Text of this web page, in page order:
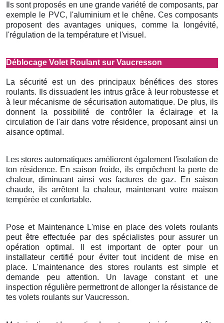
Ils sont proposés en une grande variété de composants, par
exemple le PVC, l'aluminium et le chêne. Ces composants
proposent des avantages uniques, comme la longévité,
l'régulation de la température et l'visuel.
Déblocage Volet Roulant sur Vaucresson
La sécurité est un des principaux bénéfices des stores
roulants. Ils dissuadent les intrus grâce à leur robustesse et
à leur mécanisme de sécurisation automatique. De plus, ils
donnent la possibilité de contrôler la éclairage et la
circulation de l'air dans votre résidence, proposant ainsi un
aisance optimal.
Les stores automatiques améliorent également l'isolation de
ton résidence. En saison froide, ils empêchent la perte de
chaleur, diminuant ainsi vos factures de gaz. En saison
chaude, ils arrêtent la chaleur, maintenant votre maison
tempérée et confortable.
Pose et Maintenance L'mise en place des volets roulants
peut être effectuée par des spécialistes pour assurer un
opération optimal. Il est important de opter pour un
installateur certifié pour éviter tout incident de mise en
place. L'maintenance des stores roulants est simple et
demande peu attention. Un lavage constant et une
inspection régulière permettront de allonger la résistance de
tes volets roulants sur Vaucresson.